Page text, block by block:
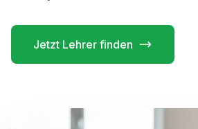
Jetzt Lehrer finden